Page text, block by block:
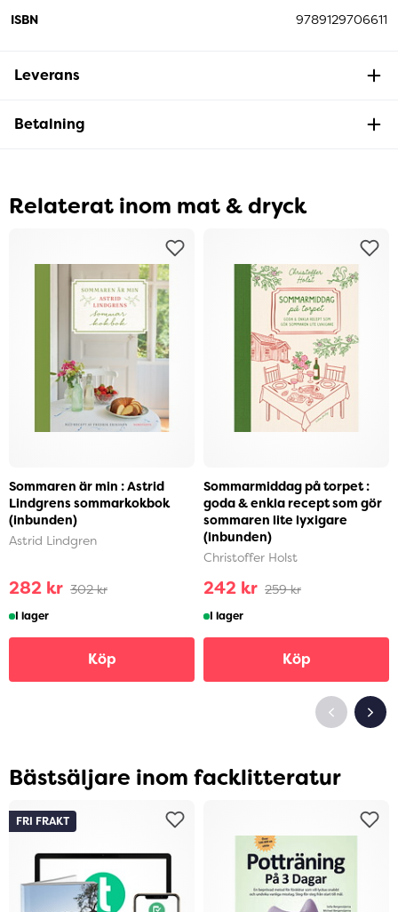
ISBN 9789129706611
Leverans
Betalning
Relaterat inom mat & dryck
Sommaren är min : Astrid
Lindgrens sommarkokbok
(inbunden)
Astrid Lindgren
282 kr 302 kr
I lager
Köp
Sommarmiddag på torpet :
goda & enkla recept som gör
sommaren lite lyxigare
(inbunden)
Christoffer Holst
242 kr 259 kr
I lager
Köp
Bästsäljare inom facklitteratur
FRI FRAKT